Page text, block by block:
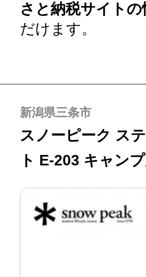
給与所得者版
個人事業主・
個人事業・フ
ふるさと納税の
さと納税サイト
だけます。
新潟県三条市
スノーピーク ス
ト E-203 キャン